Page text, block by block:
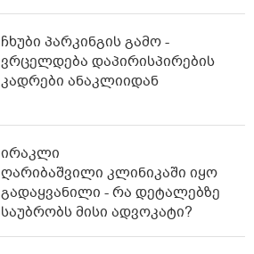
ჩხუბი პარკინგის გამო -
ვრცელდება დაპირისპირების
კადრები ანაკლიიდან
ირაკლი
ღარიბაშვილი კლინიკაში იყო
გადაყვანილი - რა დეტალებზე
საუბრობს მისი ადვოკატი?